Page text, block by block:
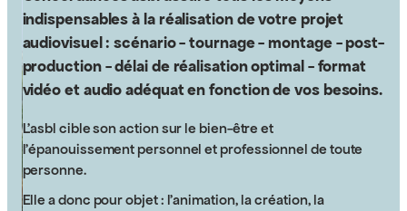
indispensables à la réalisation de votre projet
audiovisuel : scénario - tournage - montage - post-
production - délai de réalisation optimal - format
vidéo et audio adéquat en fonction de vos besoins.
L’asbl cible son action sur le bien-être et
l’épanouissement personnel et professionnel de toute
personne.
Elle a donc pour objet : l’animation, la création, la